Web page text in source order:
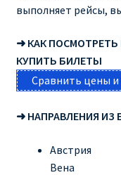
выполняет рейсы,
➜ КАК
КУПИТЬ БИЛЕТЫ
Сравнить цены
➜ НАПРАВЛЕНИЯ ИЗ
Австрия
Вена